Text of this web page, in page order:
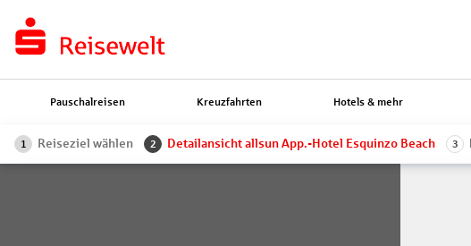
Pauschalreisen Kreuzfahrten Hotels & mehr
1 Reiseziel wählen 2 Detailansicht allsun App.-Hotel Esquinzo Beach 3